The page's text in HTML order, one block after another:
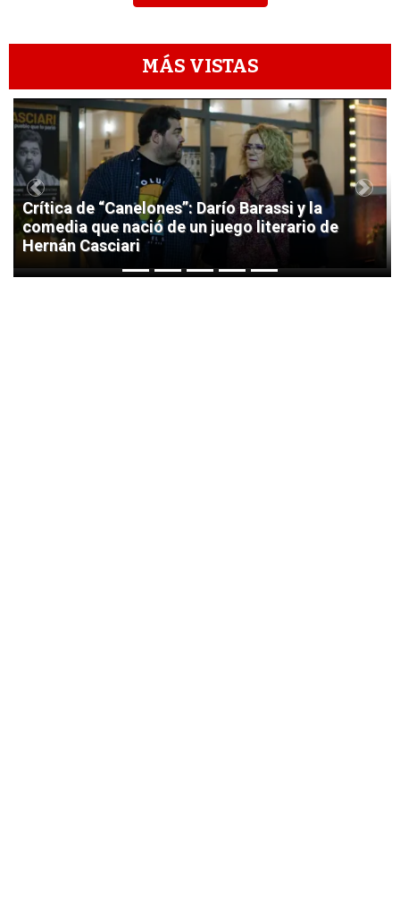
MÁS VISTAS
1
Crítica de “Canelones”: Darío Barassi y la
comedia que nació de un juego literario de
Hernán Casciari
Previous Next